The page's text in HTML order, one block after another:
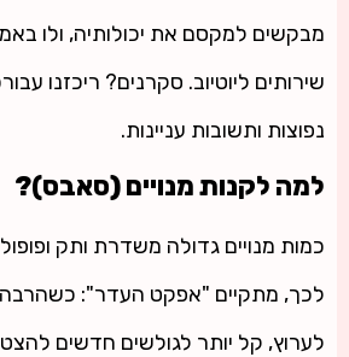
מבקשים למקסם את יכולותיה, ולו
שירותים ליוטיוב. סקרנים? ריכזנו
נפוצות ותשובות עניינות.
למה לקנות מנויים (סאבס)?
כמות מנויים גדולה משדרת ותק
לכך, מתקיים "אפקט העדר": כשהרבה
לערוץ, קל יותר לגולשים חדשים